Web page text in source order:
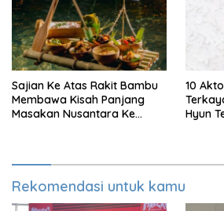
Sajian Ke Atas Rakit Bambu
Membawa Kisah Panjang
Masakan Nusantara Ke
10
Hyun
Rekomendasi untuk kamu